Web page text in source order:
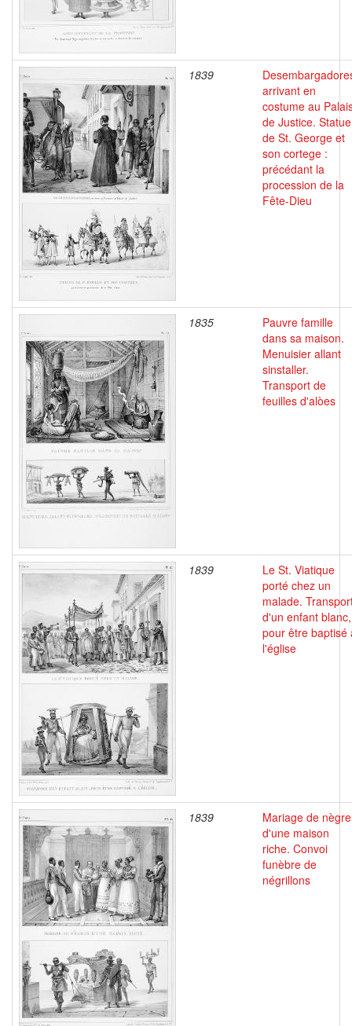
1839
arrivant en
costume au
de Justice. Statue
de St. George et
son cortege :
précédant la
procession de la
Fête-Dieu
1835
Pauvre famille
dans sa maison.
Menuisier allant
sinstaller.
Transport de
feuilles d'alòes
1839
Le St. Viatique
porté chez un
malade.
d'un enfant blanc,
pour être baptisé
l'église
1839
Mariage de
d'une maison
riche. Convoi
funèbre de
négrillons